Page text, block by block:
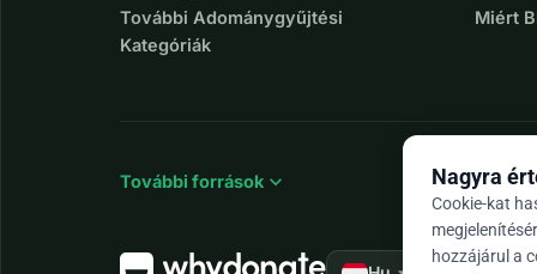
További Adománygyűjtési
Kategóriák
Miért
További források expand_more Nagyra
Cookie-kat
hozzájárul a